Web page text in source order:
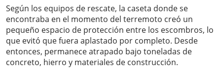
Según los equipos de rescate, la caseta donde se
encontraba en el momento del terremoto creó un
pequeño espacio de protección entre los escombros, lo
que evitó que fuera aplastado por completo. Desde
entonces, permanece atrapado bajo toneladas de
concreto, hierro y materiales de construcción.